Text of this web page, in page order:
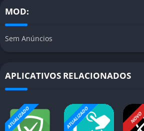
MOD:
Sem Anúncios
APLICATIVOS RELACIONADOS
ATUALIZADO ATUALIZADO NOVO